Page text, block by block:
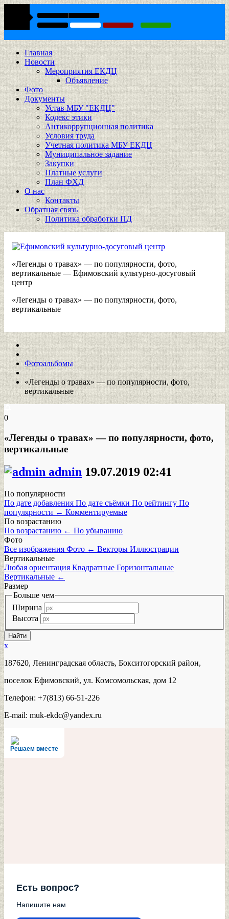
Главная
Новости
Мероприятия ЕКДЦ
Объявление
Фото
Документы
Устав МБУ "ЕКДЦ"
Кодекс этики
Антикоррупционная политика
Условия труда
Учетная политика МБУ ЕКДЦ
Муниципальное задание
Закупки
Платные услуги
План ФХД
О нас
Контакты
Обратная связь
Политика обработки ПД
«Легенды о травах» — по популярности, фото,
вертикальные — Ефимовский культурно-досуговый
центр
«Легенды о травах» — по популярности, фото,
вертикальные
Фотоальбомы
«Легенды о травах» — по популярности, фото,
вертикальные
0
«Легенды о травах» — по популярности, фото,
вертикальные
admin 19.07.2019 02:41
По популярности
По дате добавления По дате съёмки По рейтингу По
популярности ← Комментируемые
По возрастанию
По возрастанию ← По убыванию
Фото
Все изображения Фото ← Векторы Иллюстрации
Вертикальные
Любая ориентация Квадратные Горизонтальные
Вертикальные ←
Размер
Больше чем
Ширина
Высота
x
187620, Ленинградская область, Бокситогорский район,
поселок Ефимовский, ул. Комсомольская, дом 12
Телефон: +7(813) 66-51-226
E-mail: muk-ekdc@yandex.ru
Решаем вместе
Есть вопрос?
Напишите нам